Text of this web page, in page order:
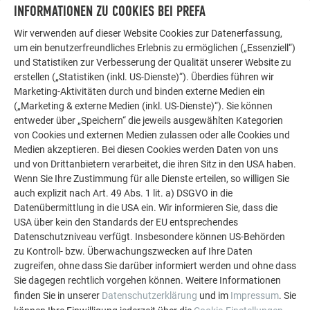
40 JAHRE FARBGARANTIE MIT DER P.10
QUALITÄT
Wohnen Sie in einer Region mit zahlreichen Ziegeldächern
INFORMATIONEN ZU COOKIES BEI PREFA
Wir verwenden auf dieser Website Cookies zur Datenerfassung,
um ein benutzerfreundliches Erlebnis zu ermöglichen („Essenziell“)
und Statistiken zur Verbesserung der Qualität unserer Website zu
erstellen („Statistiken (inkl. US-Dienste)“). Überdies führen wir
Marketing-Aktivitäten durch und binden externe Medien ein
(„Marketing & externe Medien (inkl. US-Dienste)“). Sie können
entweder über „Speichern“ die jeweils ausgewählten Kategorien
von Cookies und externen Medien zulassen oder alle Cookies und
Medien akzeptieren. Bei diesen Cookies werden Daten von uns
und von Drittanbietern verarbeitet, die ihren Sitz in den USA haben.
Wenn Sie Ihre Zustimmung für alle Dienste erteilen, so willigen Sie
auch explizit nach Art. 49 Abs. 1 lit. a) DSGVO in die
Datenübermittlung in die USA ein. Wir informieren Sie, dass die
USA über kein den Standards der EU entsprechendes
Datenschutzniveau verfügt. Insbesondere können US-Behörden
zu Kontroll- bzw. Überwachungszwecken auf Ihre Daten
zugreifen, ohne dass Sie darüber informiert werden und ohne dass
Sie dagegen rechtlich vorgehen können. Weitere Informationen
finden Sie in unserer Datenschutzerklärung und im Impressum. Sie